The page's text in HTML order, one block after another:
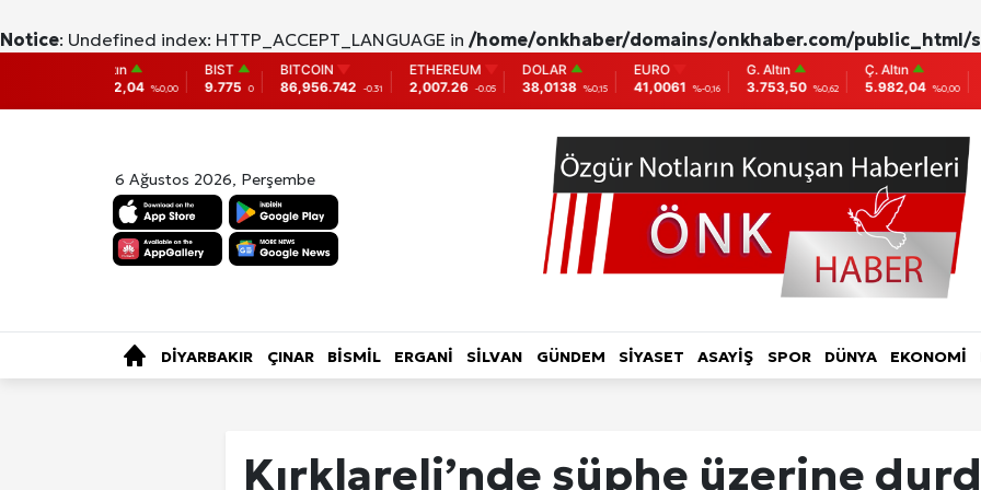
Notice: Undefined index: HTTP_ACCEPT_LANGUAGE in /home/onkhaber/domains/onkhaber.com/public_html/
0
BITCOIN
86,956.742 -0.31
ETHEREUM
2,007.26 -0.05
DOLAR
38,0138 %0,15
EURO
41,0061 %-0,16
G. Altın
3.753,50 %0,62
Ç. Altın
5.982,04 %0,00
BIST
9.775 0
BITCOIN
6 Ağustos 2026, Perşembe
DİYARBAKIR ÇINAR BİSMİL ERGANİ SİLVAN GÜNDEM SİYASET ASAYİŞ SPOR DÜNYA EKONOMİ
Kırklareli’nde şüphe üzerine
TOPLUM-YAŞAM KADIN
TÜRKİYE